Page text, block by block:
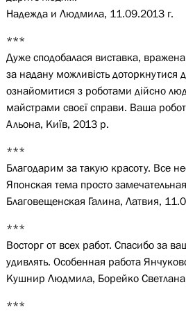
Надежда и Людмила, 11.09.2013 г.
***
Дуже сподобалася виставка,
за надану можливість доторкнутися
ознайомитися з роботами дійсно
майстрами своєї справи. Ваша
Альона, Київ, 2013 р.
***
Благодарим за такую красоту. Все
Японская тема просто
Благовещенская Галина, Латвия,
***
Восторг от всех работ. Спасибо за
удивлять. Особенная работа
Кушнир Людмила, Борейко
***